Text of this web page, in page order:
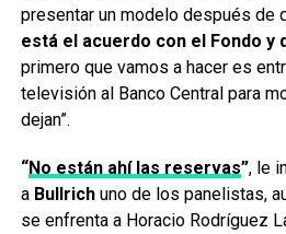
presentar un modelo después de
está el acuerdo con el Fondo y
primero que vamos a hacer es
televisión al Banco Central para
dejan”.
“No están ahí las reservas”, le
a Bullrich uno de los panelistas,
se enfrenta a Horacio Rodríguez